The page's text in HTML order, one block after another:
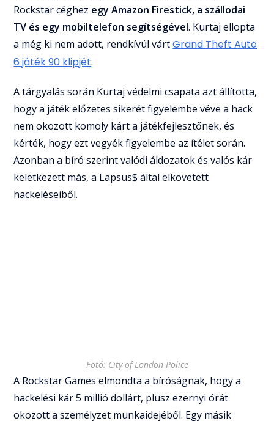
Rockstar céghez egy Amazon Firestick, a szállodai
TV és egy mobiltelefon segítségével. Kurtaj ellopta
a még ki nem adott, rendkívül vártGrand Theft Auto
6 játék 90 klipjét.
A tárgyalás során Kurtaj védelmi csapata azt állította,
hogy a játék előzetes sikerét figyelembe véve a hack
nem okozott komoly kárt a játékfejlesztőnek, és
kérték, hogy ezt vegyék figyelembe az ítélet során.
Azonban a bíró szerint valódi áldozatok és valós kár
keletkezett más, a Lapsus$ által elkövetett
hackeléseiből.
Fotó: City of London Police
A Rockstar Games elmondta a bíróságnak, hogy a
hackelési kár 5 millió dollárt, plusz ezernyi órát
okozott a személyzet munkaidejéből. Egy másik